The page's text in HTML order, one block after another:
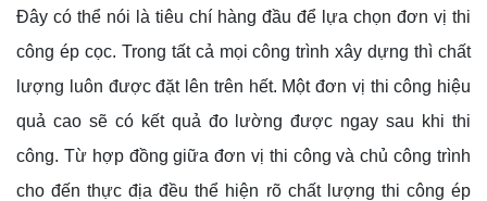
Đây có thể nói là tiêu chí hàng đầu để lựa chọn đơn vị thi
công ép cọc. Trong tất cả mọi công trình xây dựng thì chất
lượng luôn được đặt lên trên hết. Một đơn vị thi công hiệu
quả cao sẽ có kết quả đo lường được ngay sau khi thi
công. Từ hợp đồng giữa đơn vị thi công và chủ công trình
cho đến thực địa đều thể hiện rõ chất lượng thi công ép